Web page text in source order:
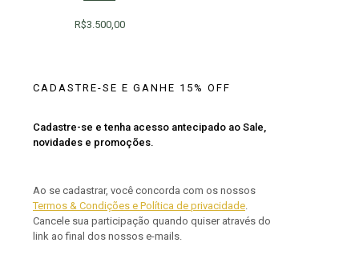
R$3.500,00
CADASTRE-SE E GANHE 15% OFF
Cadastre-se e tenha acesso antecipado ao Sale,
novidades e promoções.
Ao se cadastrar, você concorda com os nossos
Termos & Condições e Política de privacidade
Cancele sua participação quando quiser através do
link ao final dos nossos e-mails.